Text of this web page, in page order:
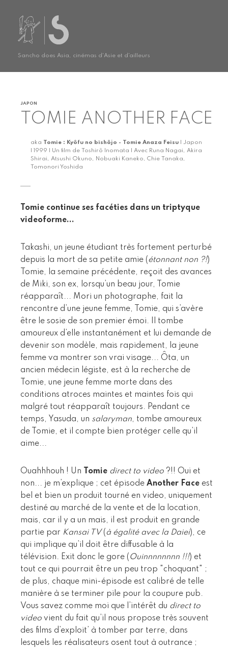
Sancho does Asia, cinémas d'Asie et d'ailleurs
JAPON
TOMIE ANOTHER FACE
aka Tomie : Kyôfu no bishôjo - Tomie Anaza Feisu | Japon
| 1999 | Un film de Toshirô Inomata | Avec Runa Nagai, Akira
Shirai, Atsushi Okuno, Nobuaki Kaneko, Chie Tanaka,
Tomonori Yoshida
Tomie continue ses facéties dans un triptyque
videoforme...
Takashi, un jeune étudiant très fortement perturbé
depuis la mort de sa petite amie (étonnant non ?!)
Tomie, la semaine précédente, reçoit des avances
de Miki, son ex, lorsqu’un beau jour, Tomie
réapparaît... Mori un photographe, fait la
rencontre d’une jeune femme, Tomie, qui s’avère
être le sosie de son premier émoi. Il tombe
amoureux d’elle instantanément et lui demande de
devenir son modèle, mais rapidement, la jeune
femme va montrer son vrai visage... Ôta, un
ancien médecin légiste, est à la recherche de
Tomie, une jeune femme morte dans des
conditions atroces maintes et maintes fois qui
malgré tout réapparaît toujours. Pendant ce
temps, Yasuda, un salaryman, tombe amoureux
de Tomie, et il compte bien protéger celle qu’il
aime...
Ouahhhouh ! Un Tomie direct to video ?!! Oui et
non... je m’explique ; cet épisode Another Face est
bel et bien un produit tourné en video, uniquement
destiné au marché de la vente et de la location,
mais, car il y a un mais, il est produit en grande
partie par Kansai TV(à égalité avec la Daiei), ce
qui implique qu’il doit être diffusable à la
télévision. Exit donc le gore ( Ouinnnnnnnn !!!) et
tout ce qui pourrait être un peu trop "choquant" ;
de plus, chaque mini-épisode est calibré de telle
manière à se terminer pile pour la coupure pub.
Vous savez comme moi que l’intérêt du direct to
video vient du fait qu’il nous propose très souvent
des films d’exploit’ à tomber par terre, dans
lesquels les réalisateurs osent tout à outrance ;